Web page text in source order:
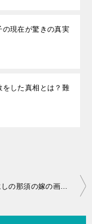
現在が驚きの真実
をした真相とは？難
なすなかにしの那須の嫁の画像や詳細って？若い頃がイケメンだと話題！